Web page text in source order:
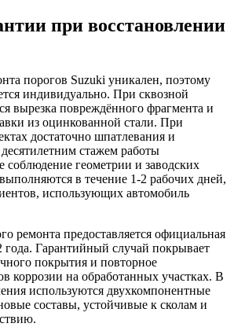
при восстановлении
порогов Suzuki уникален, поэтому
индивидуально. При сквозной
вырезка повреждённого фрагмента и
из оцинкованной стали. При
достаточно шпатлевания и
стажем работы
соблюдение геометрии и заводских
в течение 1-2 рабочих дней,
использующих автомобиль
ремонта предоставляется официальная
года. Гарантийный случай покрывает
покрытия и повторное
коррозии на обработанных участках. В
используются двухкомпонентные
составы, устойчивые к сколам и